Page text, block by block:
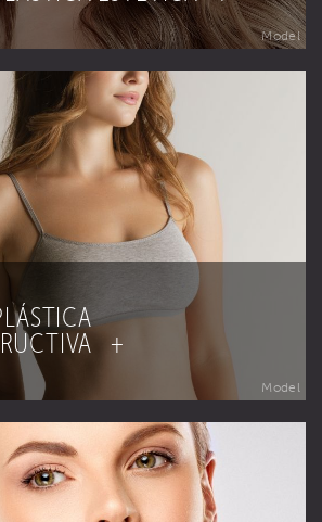
Model
+
Model